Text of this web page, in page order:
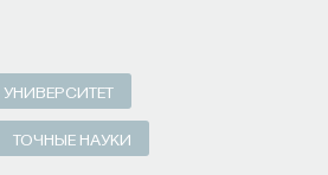
УНИВЕРСИТЕТ
ТОЧНЫЕ НАУКИ